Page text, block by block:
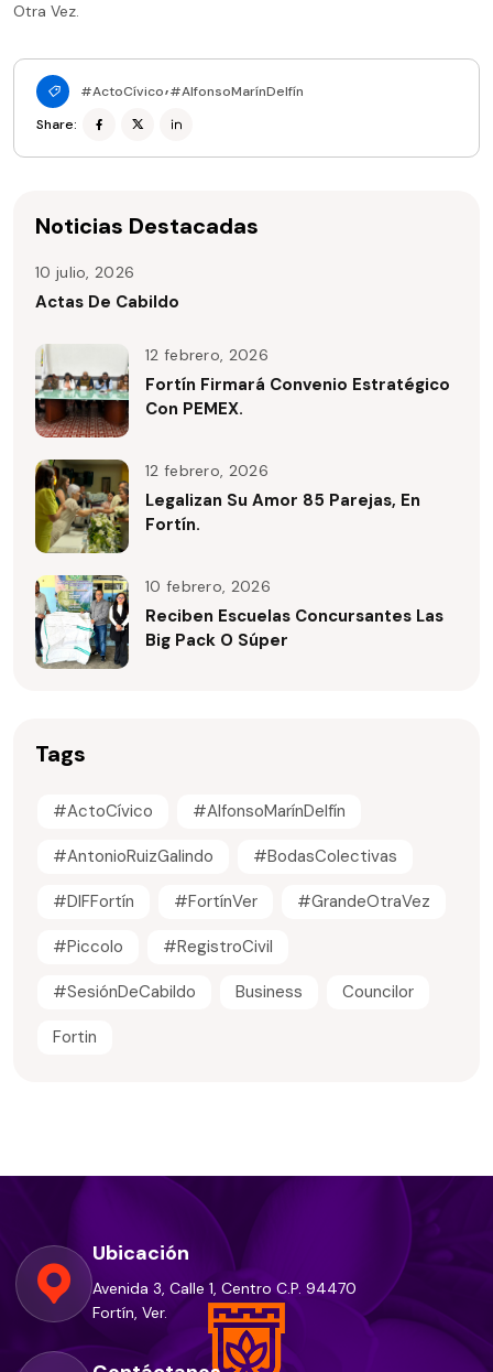
Otra Vez.
#ActoCívico #AlfonsoMarínDelfín
Share:
Noticias Destacadas
10 julio, 2026
Actas De Cabildo
12 febrero, 2026
Fortín Firmará Convenio Estratégico
Con PEMEX.
12 febrero, 2026
Legalizan Su Amor 85 Parejas, En
Fortín.
10 febrero, 2026
Reciben Escuelas Concursantes Las
Big Pack O Súper
Tags
#ActoCívico #AlfonsoMarínDelfín
#AntonioRuizGalindo #BodasColectivas
#DIFFortín #FortínVer #GrandeOtraVez
#Piccolo #RegistroCivil
#SesiónDeCabildo Business Councilor
Fortin
Ubicación
Avenida 3, Calle 1, Centro C.P. 94470
Fortín, Ver.